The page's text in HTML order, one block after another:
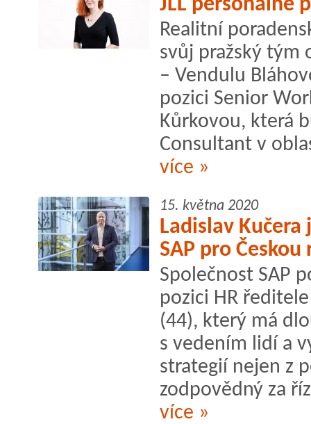
JLL personálně
Realitní
svůj pražský tým
– Vendulu
pozici Senior
Kůrkovou, která
Consultant v
více »
15. května 2020
Ladislav
SAP pro
Společnost SAP
pozici HR
(44), který má
s vedením lidí a
strategií nejen z
zodpovědný za
více »